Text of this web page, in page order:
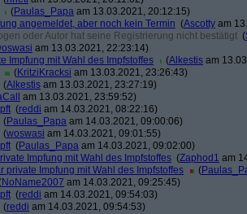
(Paulas_Papa am 13.03.2021, 20:12:15)
angemeldet, aber noch kein Termin (Ascotty am
oder Autor hat seine Registrierung nicht bestätigt (
am 13.03.2021, 22:23:14)
Impfung mit Wahl des Impfstoffes
(Alkestis am
(KritziKracksi am 13.03.2021, 23:26:43)
(Alkestis am 13.03.2021, 23:27:19)
am 13.03.2021, 23:59:52)
(reddi am 14.03.2021, 08:22:16)
(Paulas_Papa am 14.03.2021, 09:00:06)
(woswasi am 14.03.2021, 09:01:55)
(Paulas_Papa am 14.03.2021, 09:02:00)
Impfung mit Wahl des Impfstoffes (Zaphod1 am
private Impfung mit Wahl des Impfstoffes
(
NoName2007 am 14.03.2021, 09:25:45)
(reddi am 14.03.2021, 09:54:03)
(reddi am 14.03.2021, 09:54:53)